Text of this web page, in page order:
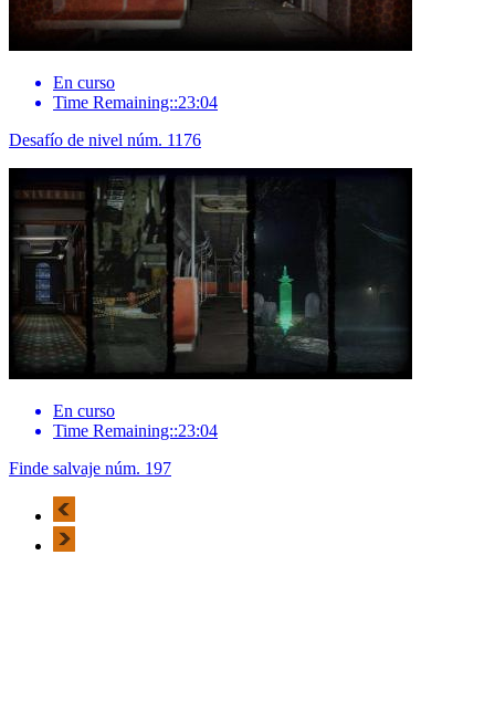
En curso
Time Remaining::23:04
Desafío de nivel núm. 1176
En curso
Time Remaining::23:04
Finde salvaje núm. 197